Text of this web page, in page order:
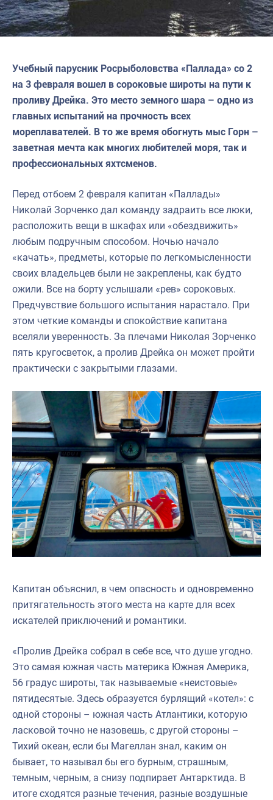
Учебный парусник Росрыболовства «Паллада» со 2
на 3 февраля вошел в сороковые широты на пути к
проливу Дрейка. Это место земного шара – одно из
главных испытаний на прочность всех
мореплавателей. В то же время обогнуть мыс Горн –
заветная мечта как многих любителей моря, так и
профессиональных яхтсменов.
Перед отбоем 2 февраля капитан «Паллады»
Николай Зорченко дал команду задраить все люки,
расположить вещи в шкафах или «обездвижить»
любым подручным способом. Ночью начало
«качать», предметы, которые по легкомысленности
своих владельцев были не закреплены, как будто
ожили. Все на борту услышали «рев» сороковых.
Предчувствие большого испытания нарастало. При
этом четкие команды и спокойствие капитана
вселяли уверенность. За плечами Николая Зорченко
пять кругосветок, а пролив Дрейка он может пройти
практически с закрытыми глазами.
Капитан объяснил, в чем опасность и одновременно
притягательность этого места на карте для всех
искателей приключений и романтики.
«Пролив Дрейка собрал в себе все, что душе угодно.
Это самая южная часть материка Южная Америка,
56 градус широты, так называемые «неистовые»
пятидесятые. Здесь образуется бурлящий «котел»: с
одной стороны – южная часть Атлантики, которую
ласковой точно не назовешь, с другой стороны –
Тихий океан, если бы Магеллан знал, каким он
бывает, то называл бы его бурным, страшным,
темным, черным, а снизу подпирает Антарктида. В
итоге сходятся разные течения, разные воздушные